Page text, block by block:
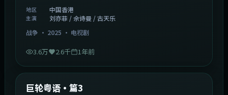
地区 中国香港
主演
刘亦菲 / 佘诗曼 / 古天乐
战争 · 2025 · 电视剧
3.6万 2.6千 1年前
最新
巨轮粤语·篇3